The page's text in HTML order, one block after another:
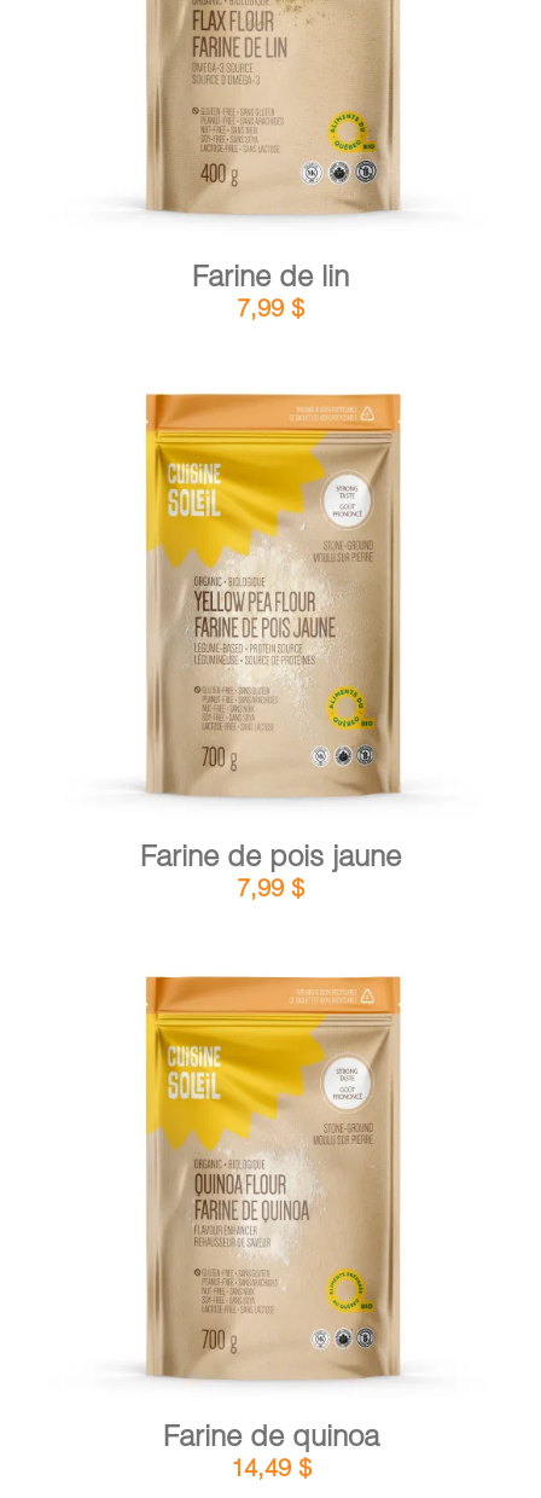
AJOUTER AU PANIER /
Farine de lin
7,99 $
AJOUTER AU PANIER / DÉTAILS
Farine de pois jaune
7,99 $
AJOUTER AU PANIER
Farine de quinoa
14,49 $